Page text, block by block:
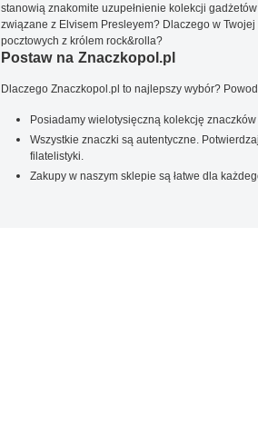
stanowią znakomite uzupełnienie kolekcji
związane z Elvisem Presleyem? Dlaczego w
pocztowych z królem rock&rolla?
Postaw na Znaczkopol.pl
Dlaczego Znaczkopol.pl to najlepszy wybór?
Posiadamy wielotysięczną kolekcję znaczków
Wszystkie znaczki są autentyczne.
filatelistyki.
Zakupy w naszym sklepie są łatwe dla